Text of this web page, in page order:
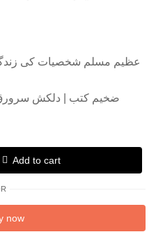
ضخیم کتب | دلکش سرورق |
Add to cart
now